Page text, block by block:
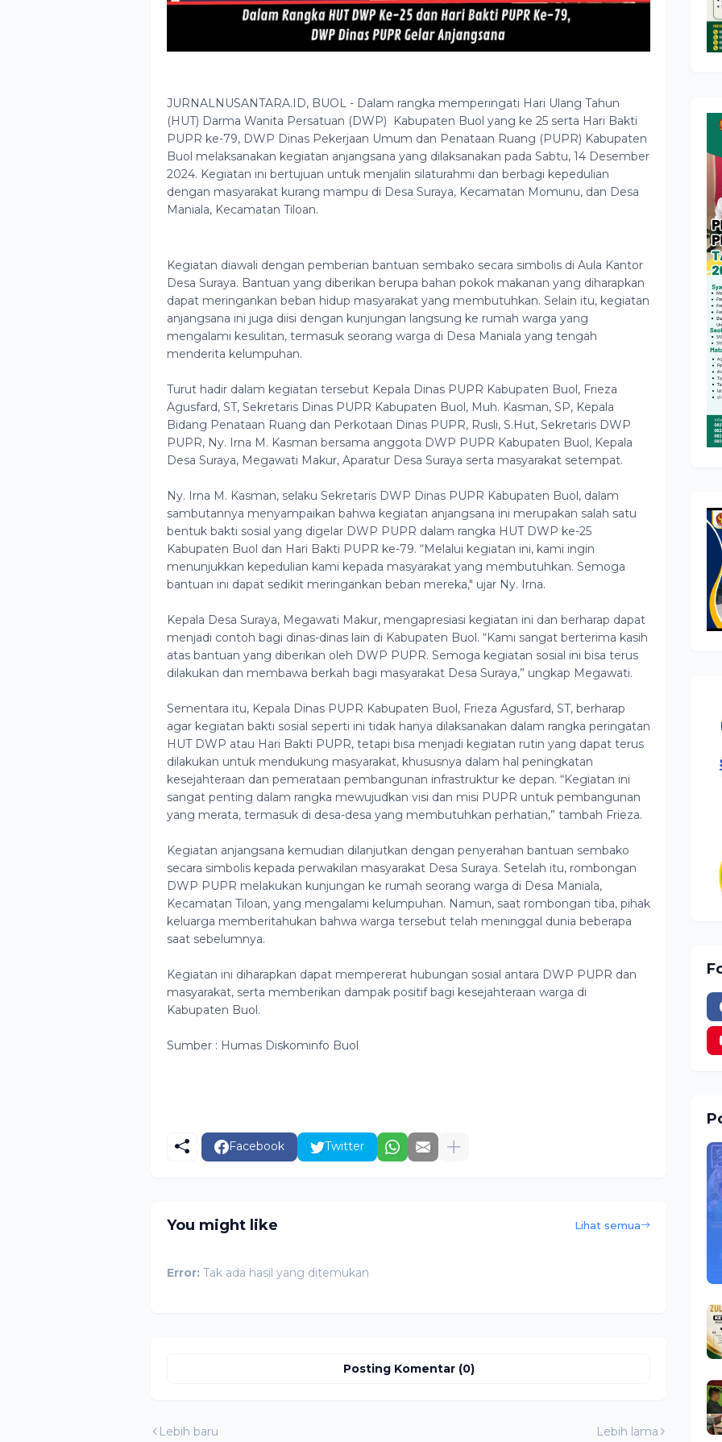
JURNALNUSANTARA.ID, BUOL - Dalam rangka memperingati Hari Ulang Tahun
(HUT) Darma Wanita Persatuan (DWP) Kabupaten Buol yang ke 25 serta Hari Bakti
PUPR ke-79, DWP Dinas Pekerjaan Umum dan Penataan Ruang (PUPR) Kabupaten
Buol melaksanakan kegiatan anjangsana yang dilaksanakan pada Sabtu, 14 Desember
2024. Kegiatan ini bertujuan untuk menjalin silaturahmi dan berbagi kepedulian
dengan masyarakat kurang mampu di Desa Suraya, Kecamatan Momunu, dan Desa
Maniala, Kecamatan Tiloan.
Kegiatan diawali dengan pemberian bantuan sembako secara simbolis di Aula Kantor
Desa Suraya. Bantuan yang diberikan berupa bahan pokok makanan yang diharapkan
dapat meringankan beban hidup masyarakat yang membutuhkan. Selain itu, kegiatan
anjangsana ini juga diisi dengan kunjungan langsung ke rumah warga yang
mengalami kesulitan, termasuk seorang warga di Desa Maniala yang tengah
menderita kelumpuhan.
Turut hadir dalam kegiatan tersebut Kepala Dinas PUPR Kabupaten Buol, Frieza
Agusfard, ST, Sekretaris Dinas PUPR Kabupaten Buol, Muh. Kasman, SP, Kepala
Bidang Penataan Ruang dan Perkotaan Dinas PUPR, Rusli, S.Hut, Sekretaris DWP
PUPR, Ny. Irna M. Kasman bersama anggota DWP PUPR Kabupaten Buol, Kepala
Desa Suraya, Megawati Makur, Aparatur Desa Suraya serta masyarakat setempat.
Ny. Irna M. Kasman, selaku Sekretaris DWP Dinas PUPR Kabupaten Buol, dalam
sambutannya menyampaikan bahwa kegiatan anjangsana ini merupakan salah satu
bentuk bakti sosial yang digelar DWP PUPR dalam rangka HUT DWP ke-25
Kabupaten Buol dan Hari Bakti PUPR ke-79. “Melalui kegiatan ini, kami ingin
menunjukkan kepedulian kami kepada masyarakat yang membutuhkan. Semoga
bantuan ini dapat sedikit meringankan beban mereka," ujar Ny. Irna.
Kepala Desa Suraya, Megawati Makur, mengapresiasi kegiatan ini dan berharap dapat
menjadi contoh bagi dinas-dinas lain di Kabupaten Buol. “Kami sangat berterima kasih
atas bantuan yang diberikan oleh DWP PUPR. Semoga kegiatan sosial ini bisa terus
dilakukan dan membawa berkah bagi masyarakat Desa Suraya,” ungkap Megawati.
Sementara itu, Kepala Dinas PUPR Kabupaten Buol, Frieza Agusfard, ST, berharap
agar kegiatan bakti sosial seperti ini tidak hanya dilaksanakan dalam rangka peringatan
HUT DWP atau Hari Bakti PUPR, tetapi bisa menjadi kegiatan rutin yang dapat terus
dilakukan untuk mendukung masyarakat, khususnya dalam hal peningkatan
kesejahteraan dan pemerataan pembangunan infrastruktur ke depan. “Kegiatan ini
sangat penting dalam rangka mewujudkan visi dan misi PUPR untuk pembangunan
yang merata, termasuk di desa-desa yang membutuhkan perhatian,” tambah Frieza.
Kegiatan anjangsana kemudian dilanjutkan dengan penyerahan bantuan sembako
secara simbolis kepada perwakilan masyarakat Desa Suraya. Setelah itu, rombongan
DWP PUPR melakukan kunjungan ke rumah seorang warga di Desa Maniala,
Kecamatan Tiloan, yang mengalami kelumpuhan. Namun, saat rombongan tiba, pihak
keluarga memberitahukan bahwa warga tersebut telah meninggal dunia beberapa
saat sebelumnya.
Kegiatan ini diharapkan dapat mempererat hubungan sosial antara DWP PUPR dan
masyarakat, serta memberikan dampak positif bagi kesejahteraan warga di
Kabupaten Buol.
Sumber : Humas Diskominfo Buol
Facebook Twitter
You might like Lihat semua
Error: Tak ada hasil yang ditemukan
Posting Komentar (0)
Lebih baru Lebih lama